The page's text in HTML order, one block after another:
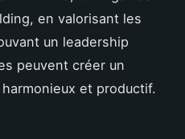
en valorisant les
un leadership
peuvent créer un
et productif.